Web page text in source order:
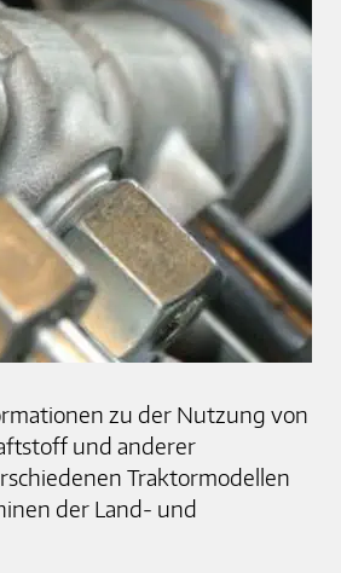
zu der Nutzung von
und anderer
Traktormodellen
der Land- und